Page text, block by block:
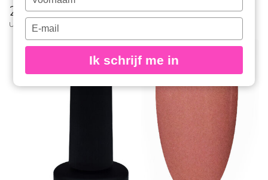
223 Gelpolish 8 gr.
URBAN NAILS
je
naam
Typ
je
e-
in
Ik schrijf me in